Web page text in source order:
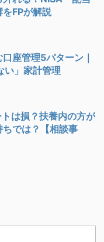
FPが解説
座管理5パターン｜
い」家計管理
は損？扶養内の方が
では？【相談事